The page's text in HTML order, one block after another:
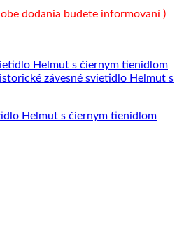
dodania budete informovaní )
Helmut s čiernym tienidlom